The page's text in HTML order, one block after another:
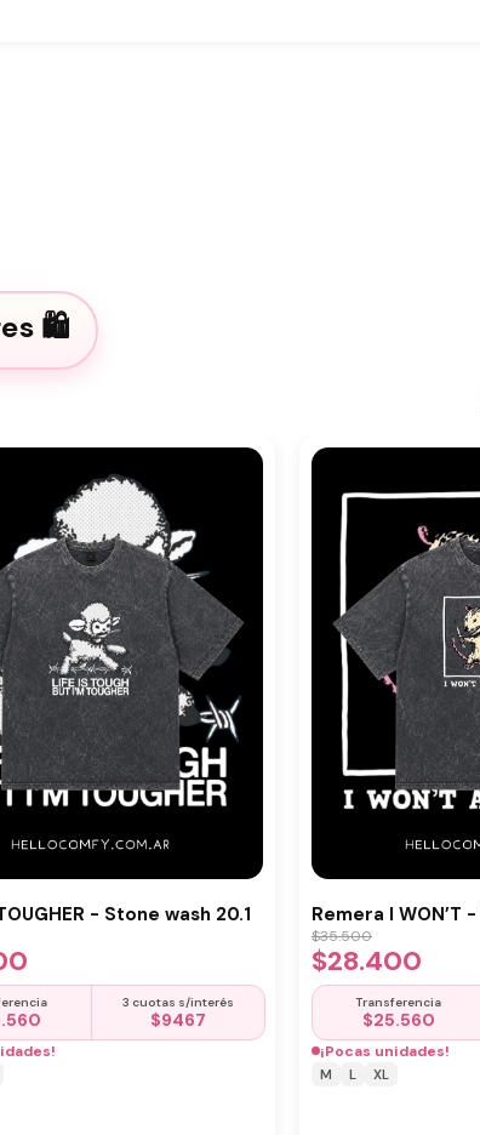
- Stone wash 20.1
3 cuotas s/interés
$9467
Remera I WON’T
$35.500
$28.400
Transferencia
$25.560
¡Pocas unidades!
M L XL